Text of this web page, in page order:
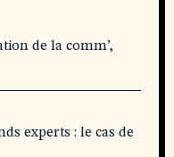
de la comm’,
experts : le cas de